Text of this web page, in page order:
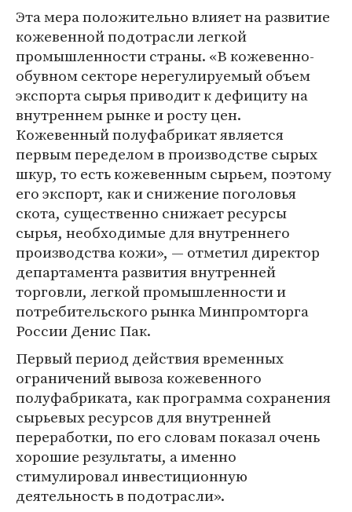
Эта мера положительно влияет на развитие
кожевенной подотрасли легкой
промышленности страны. «В кожевенно-
обувном секторе нерегулируемый объем
экспорта сырья приводит к дефициту на
внутреннем рынке и росту цен.
Кожевенный полуфабрикат является
первым переделом в производстве сырых
шкур, то есть кожевенным сырьем, поэтому
его экспорт, как и снижение поголовья
скота, существенно снижает ресурсы
сырья, необходимые для внутреннего
производства кожи», — отметил директор
департамента развития внутренней
торговли, легкой промышленности и
потребительского рынка Минпромторга
России Денис Пак.
Первый период действия временных
ограничений вывоза кожевенного
полуфабриката, как программа сохранения
сырьевых ресурсов для внутренней
переработки, по его словам показал очень
хорошие результаты, а именно
стимулировал инвестиционную
деятельность в подотрасли».